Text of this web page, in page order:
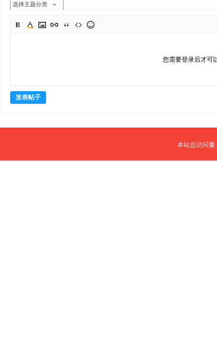
选择主题分类
您需要登录后才可
发表帖子
本站总访问量